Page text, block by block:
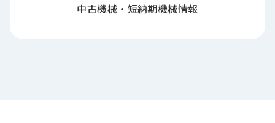
中古機械・短納期機械情報